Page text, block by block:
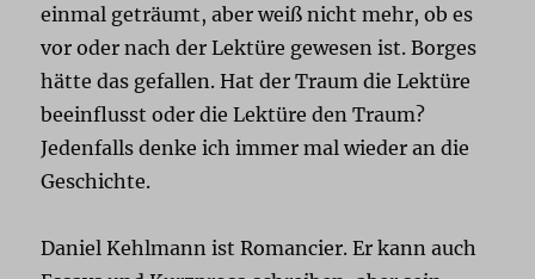
einmal geträumt, aber weiß nicht mehr, ob es
vor oder nach der Lektüre gewesen ist. Borges
hätte das gefallen. Hat der Traum die Lektüre
beeinflusst oder die Lektüre den Traum?
Jedenfalls denke ich immer mal wieder an die
Geschichte.
Daniel Kehlmann ist Romancier. Er kann auch